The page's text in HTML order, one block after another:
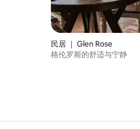
民居 ｜ Glen Rose
格伦罗斯的舒适与宁静